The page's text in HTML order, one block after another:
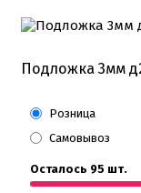
Подложка 3мм
Розница
Самовывоз
Осталось 95 шт.